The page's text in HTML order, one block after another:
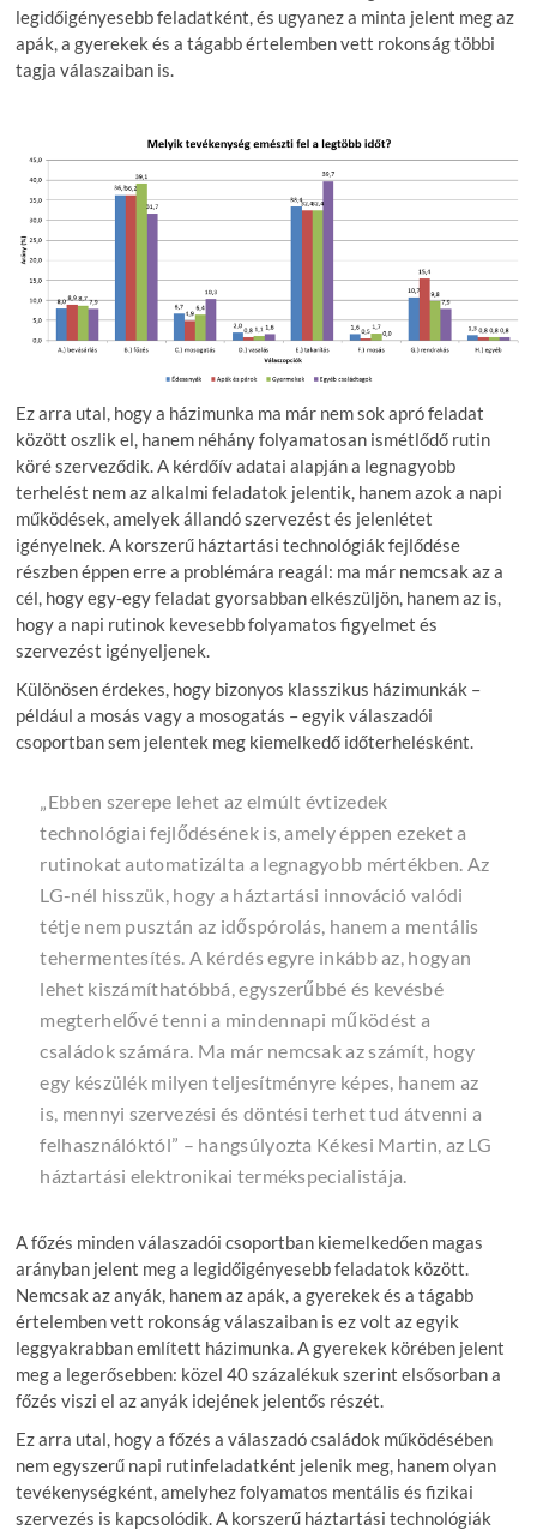
legidőigényesebb feladatként, és ugyanez a minta jelent meg az
apák, a gyerekek és a tágabb értelemben vett rokonság többi
tagja válaszaiban is.
Ez arra utal, hogy a házimunka ma már nem sok apró feladat
között oszlik el, hanem néhány folyamatosan ismétlődő rutin
köré szerveződik. A kérdőív adatai alapján a legnagyobb
terhelést nem az alkalmi feladatok jelentik, hanem azok a napi
működések, amelyek állandó szervezést és jelenlétet
igényelnek. A korszerű háztartási technológiák fejlődése
részben éppen erre a problémára reagál: ma már nemcsak az a
cél, hogy egy-egy feladat gyorsabban elkészüljön, hanem az is,
hogy a napi rutinok kevesebb folyamatos figyelmet és
szervezést igényeljenek.
Különösen érdekes, hogy bizonyos klasszikus házimunkák –
például a mosás vagy a mosogatás – egyik válaszadói
csoportban sem jelentek meg kiemelkedő időterhelésként.
„Ebben szerepe lehet az elmúlt évtizedek
technológiai fejlődésének is, amely éppen ezeket a
rutinokat automatizálta a legnagyobb mértékben. Az
LG-nél hisszük, hogy a háztartási innováció valódi
tétje nem pusztán az időspórolás, hanem a mentális
tehermentesítés. A kérdés egyre inkább az, hogyan
lehet kiszámíthatóbbá, egyszerűbbé és kevésbé
megterhelővé tenni a mindennapi működést a
családok számára. Ma már nemcsak az számít, hogy
egy készülék milyen teljesítményre képes, hanem az
is, mennyi szervezési és döntési terhet tud átvenni a
felhasználóktól” – hangsúlyozta Kékesi Martin, az LG
háztartási elektronikai termékspecialistája.
A főzés minden válaszadói csoportban kiemelkedően magas
arányban jelent meg a legidőigényesebb feladatok között.
Nemcsak az anyák, hanem az apák, a gyerekek és a tágabb
értelemben vett rokonság válaszaiban is ez volt az egyik
leggyakrabban említett házimunka. A gyerekek körében jelent
meg a legerősebben: közel 40 százalékuk szerint elsősorban a
főzés viszi el az anyák idejének jelentős részét.
Ez arra utal, hogy a főzés a válaszadó családok működésében
nem egyszerű napi rutinfeladatként jelenik meg, hanem olyan
tevékenységként, amelyhez folyamatos mentális és fizikai
szervezés is kapcsolódik. A korszerű háztartási technológiák